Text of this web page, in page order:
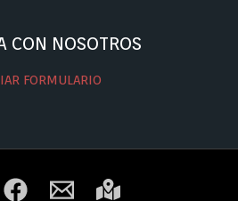
CON NOSOTROS
FORMULARIO